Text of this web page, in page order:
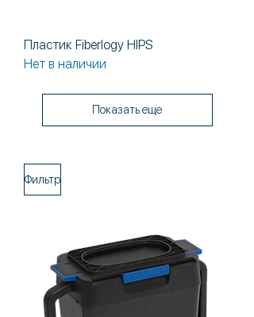
Пластик Fiberlogy HIPS
Нет в наличии
Показать еще
Фильтр